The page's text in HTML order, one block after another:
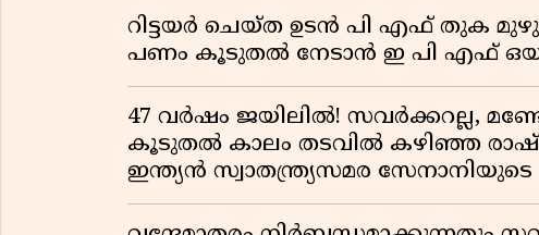
റിട്ടയർ ചെയ്ത ഉടൻ പി എഫ് തുക
പണം കൂടുതൽ നേടാൻ ഇ പി എഫ്
47 വർഷം ജയിലിൽ! സവർക്കറല്ല,
കൂടുതൽ കാലം തടവിൽ കഴിഞ്ഞ
ഇന്ത്യൻ സ്വാതന്ത്ര്യസമര സേനാനിയുടെ